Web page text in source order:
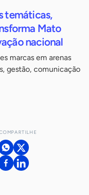
temáticas,
Mato
nacional
marcas em arenas
gestão, comunicação